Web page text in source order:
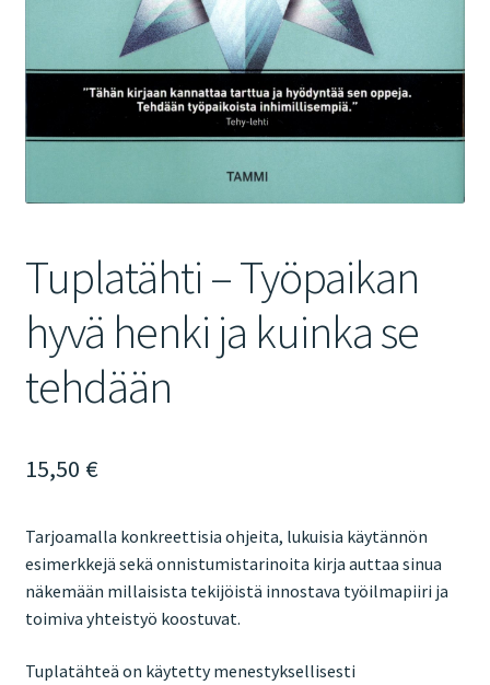
Tuplatähti – Työpaikan
hyvä henki ja kuinka se
tehdään
15,50 €
Tarjoamalla konkreettisia ohjeita, lukuisia käytännön
esimerkkejä sekä onnistumistarinoita kirja auttaa sinua
näkemään millaisista tekijöistä innostava työilmapiiri ja
toimiva yhteistyö koostuvat.
Tuplatähteä on käytetty menestyksellisesti